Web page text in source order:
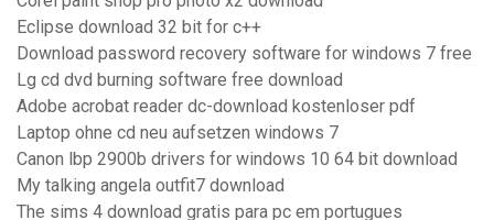
Eclipse download 32 bit for c++
Download password recovery software for windows 7 free
Lg cd dvd burning software free download
Adobe acrobat reader dc-download kostenloser pdf
Laptop ohne cd neu aufsetzen windows 7
Canon lbp 2900b drivers for windows 10 64 bit download
My talking angela outfit7 download
The sims 4 download gratis para pc em portugues